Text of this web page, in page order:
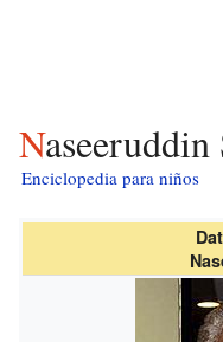
Enciclopedia para niños